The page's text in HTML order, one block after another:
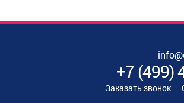
+7(499)
Заказать звонок